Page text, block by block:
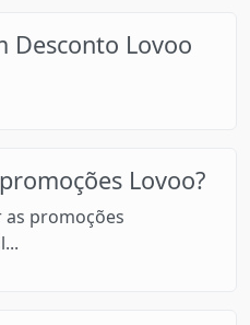
Desconto Lovoo
Lovoo?
as promoções